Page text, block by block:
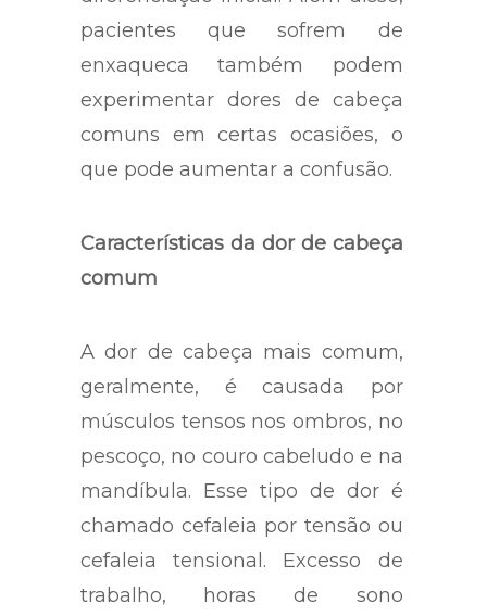
pacientes que sofrem de
enxaqueca também podem
experimentar dores de cabeça
comuns em certas ocasiões, o
que pode aumentar a confusão.
Características da dor de cabeça
comum
A dor de cabeça mais comum,
geralmente, é causada por
músculos tensos nos ombros, no
pescoço, no couro cabeludo e na
mandíbula. Esse tipo de dor é
chamado cefaleia por tensão ou
cefaleia tensional. Excesso de
trabalho, horas de sono